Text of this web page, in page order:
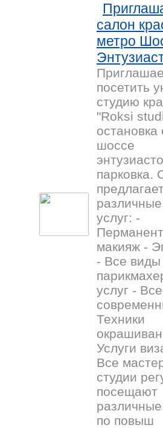
салон
метро
посетить
студию
"Roksi
остановка
шоссе
парковка.
услуг: -
макияж -
- Все виды
услуг - Все
Техники
Услуги
Все
студии
посещают
по повыш